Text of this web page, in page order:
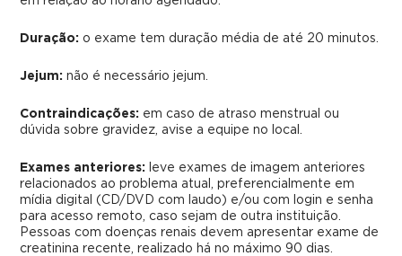
Duração: o exame tem duração média de até 20 minutos.
Jejum: não é necessário jejum.
Contraindicações: em caso de atraso menstrual ou
dúvida sobre gravidez, avise a equipe no local.
Exames anteriores:
leve exames de imagem anteriores
relacionados ao problema atual, preferencialmente em
mídia digital (CD/DVD com laudo) e/ou com login e senha
para acesso remoto, caso sejam de outra instituição.
Pessoas com doenças renais devem apresentar exame de
creatinina recente, realizado há no máximo 90 dias.